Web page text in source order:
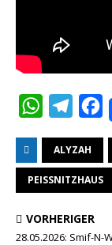
W
t
A
l
e
r
e
ALYZAH
PEISSNITZHAUS
VORHERIGER
28.05.2026: Smif-N-